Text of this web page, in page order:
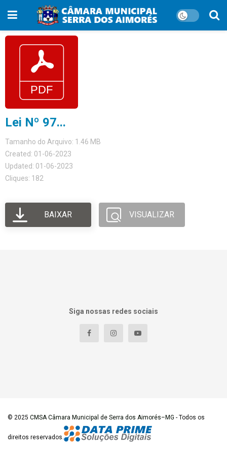
Lei Nº 97...
Tamanho do Arquivo: 1.46 MB
Created: 01-06-2023
Updated: 01-06-2023
Cliques: 182
BAIXAR VISUALIZAR
Siga nossas redes sociais
© 2025 CMSA Câmara Municipal de Serra dos Aimorés–MG - Todos os
direitos reservados.